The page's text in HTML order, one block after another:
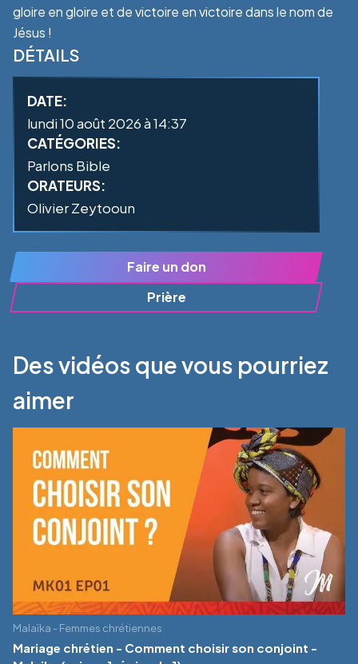
gloire en gloire et de victoire en victoire dans le nom de
Jésus !
DÉTAILS
DATE:
lundi 10 août 2026 à 14:37
CATÉGORIES:
Parlons Bible
ORATEURS:
Olivier Zeytooun
Faire un don
Prière
Des vidéos que vous pourriez
aimer
Malaïka - Femmes chrétiennes
Mariage chrétien - Comment choisir son conjoint -